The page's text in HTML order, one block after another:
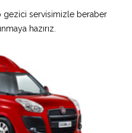
gezici servisimizle beraber
hazırız.